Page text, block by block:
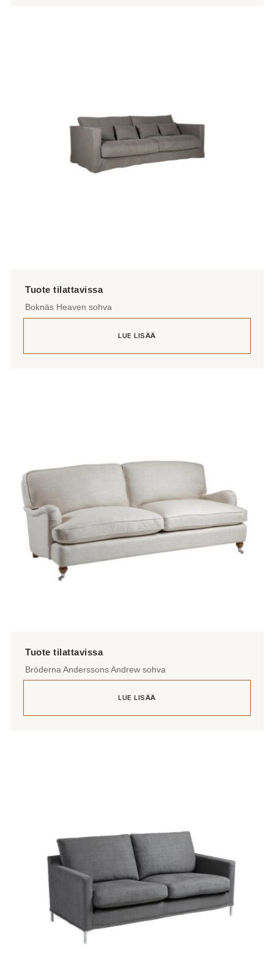
Boknäs Heaven sohva
LUE LISÄÄ
Bröderna Anderssons Andrew sohva
LUE LISÄÄ